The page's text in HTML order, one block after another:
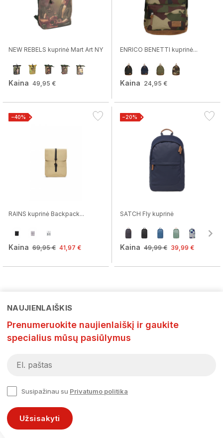
NEW REBELS kuprinė Mart Art NY
Kaina 49,95 €
ENRICO BENETTI kuprinė...
Kaina 24,95 €
−40%
RAINS kuprinė Backpack...
Kaina 69,95 € 41,97 €
−20%
SATCH Fly kuprinė
Kaina 49,99 € 39,99 €
NAUJIENLAIŠKIS
Prenumeruokite naujienlaiškį ir gaukite
specialius mūsų pasiūlymus
Susipažinau su Privatumo politika
Užsisakyti